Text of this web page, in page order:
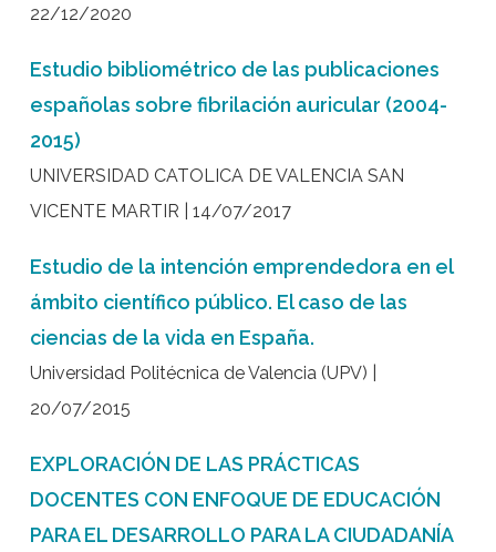
22/12/2020
Estudio bibliométrico de las publicaciones
españolas sobre fibrilación auricular (2004-
2015)
UNIVERSIDAD CATOLICA DE VALENCIA SAN
VICENTE MARTIR | 14/07/2017
Estudio de la intención emprendedora en el
ámbito científico público. El caso de las
ciencias de la vida en España.
Universidad Politécnica de Valencia (UPV) |
20/07/2015
EXPLORACIÓN DE LAS PRÁCTICAS
DOCENTES CON ENFOQUE DE EDUCACIÓN
PARA EL DESARROLLO PARA LA CIUDADANÍA